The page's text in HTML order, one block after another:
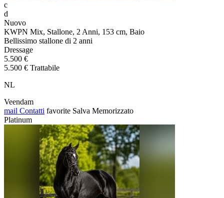
c
d
Nuovo
KWPN Mix, Stallone, 2 Anni, 153 cm, Baio
Bellissimo stallone di 2 anni
Dressage
5.500 €
5.500 € Trattabile
NL
Veendam
mail Contatti favorite Salva Memorizzato
Platinum